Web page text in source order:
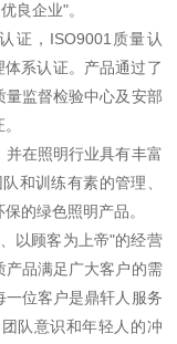
良企业"。
证，ISO9001质量认
系认证。产品通过了
量监督检验中心及安部
并在照明行业具有丰富
和训练有素的管理、
的绿色照明产品。
以顾客为上帝"的经营
产品满足广大客户的需
一位客户是鼎轩人服务
队意识和年轻人的冲